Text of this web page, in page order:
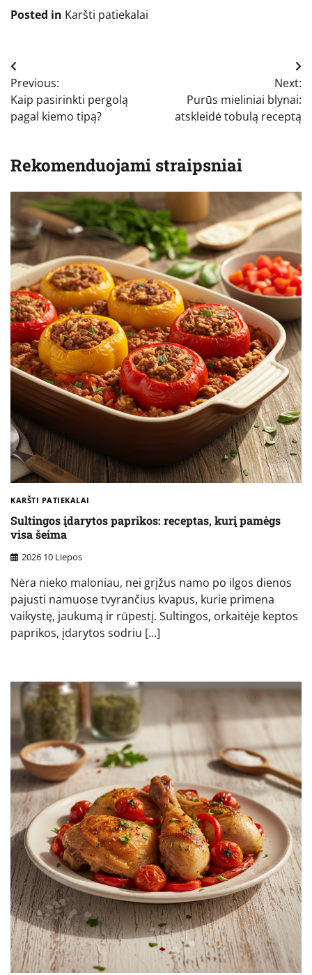
Posted in Karšti patiekalai
Navigacija
tarp
įrašų
Previous:
Kaip pasirinkti pergolą
pagal kiemo tipą?
Next:
Purūs mieliniai blynai:
atskleidė tobulą receptą
Rekomenduojami straipsniai
KARŠTI PATIEKALAI
Sultingos įdarytos paprikos: receptas, kurį pamėgs
visa šeima
2026 10 Liepos
Nėra nieko maloniau, nei grįžus namo po ilgos dienos
pajusti namuose tvyrančius kvapus, kurie primena
vaikystę, jaukumą ir rūpestį. Sultingos, orkaitėje keptos
paprikos, įdarytos sodriu […]